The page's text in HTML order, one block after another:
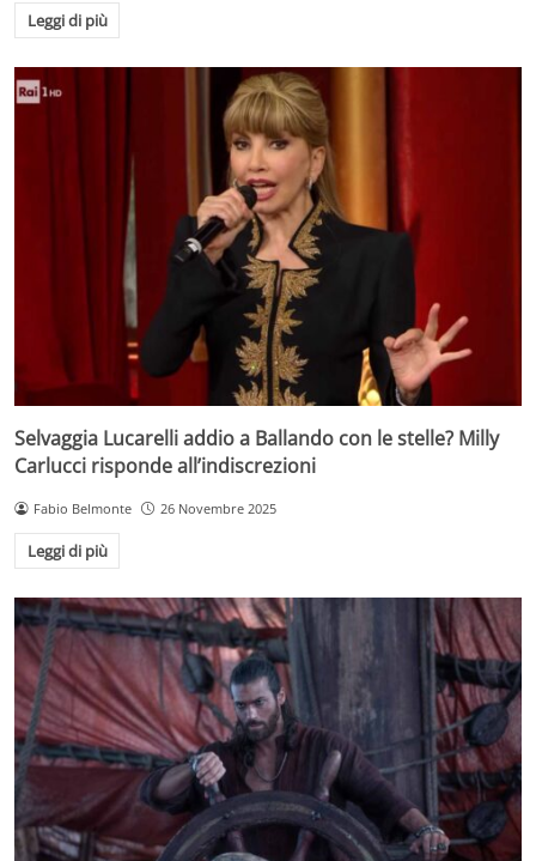
Leggi di più
Selvaggia Lucarelli addio a Ballando con le stelle? Milly
Carlucci risponde all’indiscrezioni
Fabio Belmonte 26 Novembre 2025
Leggi di più